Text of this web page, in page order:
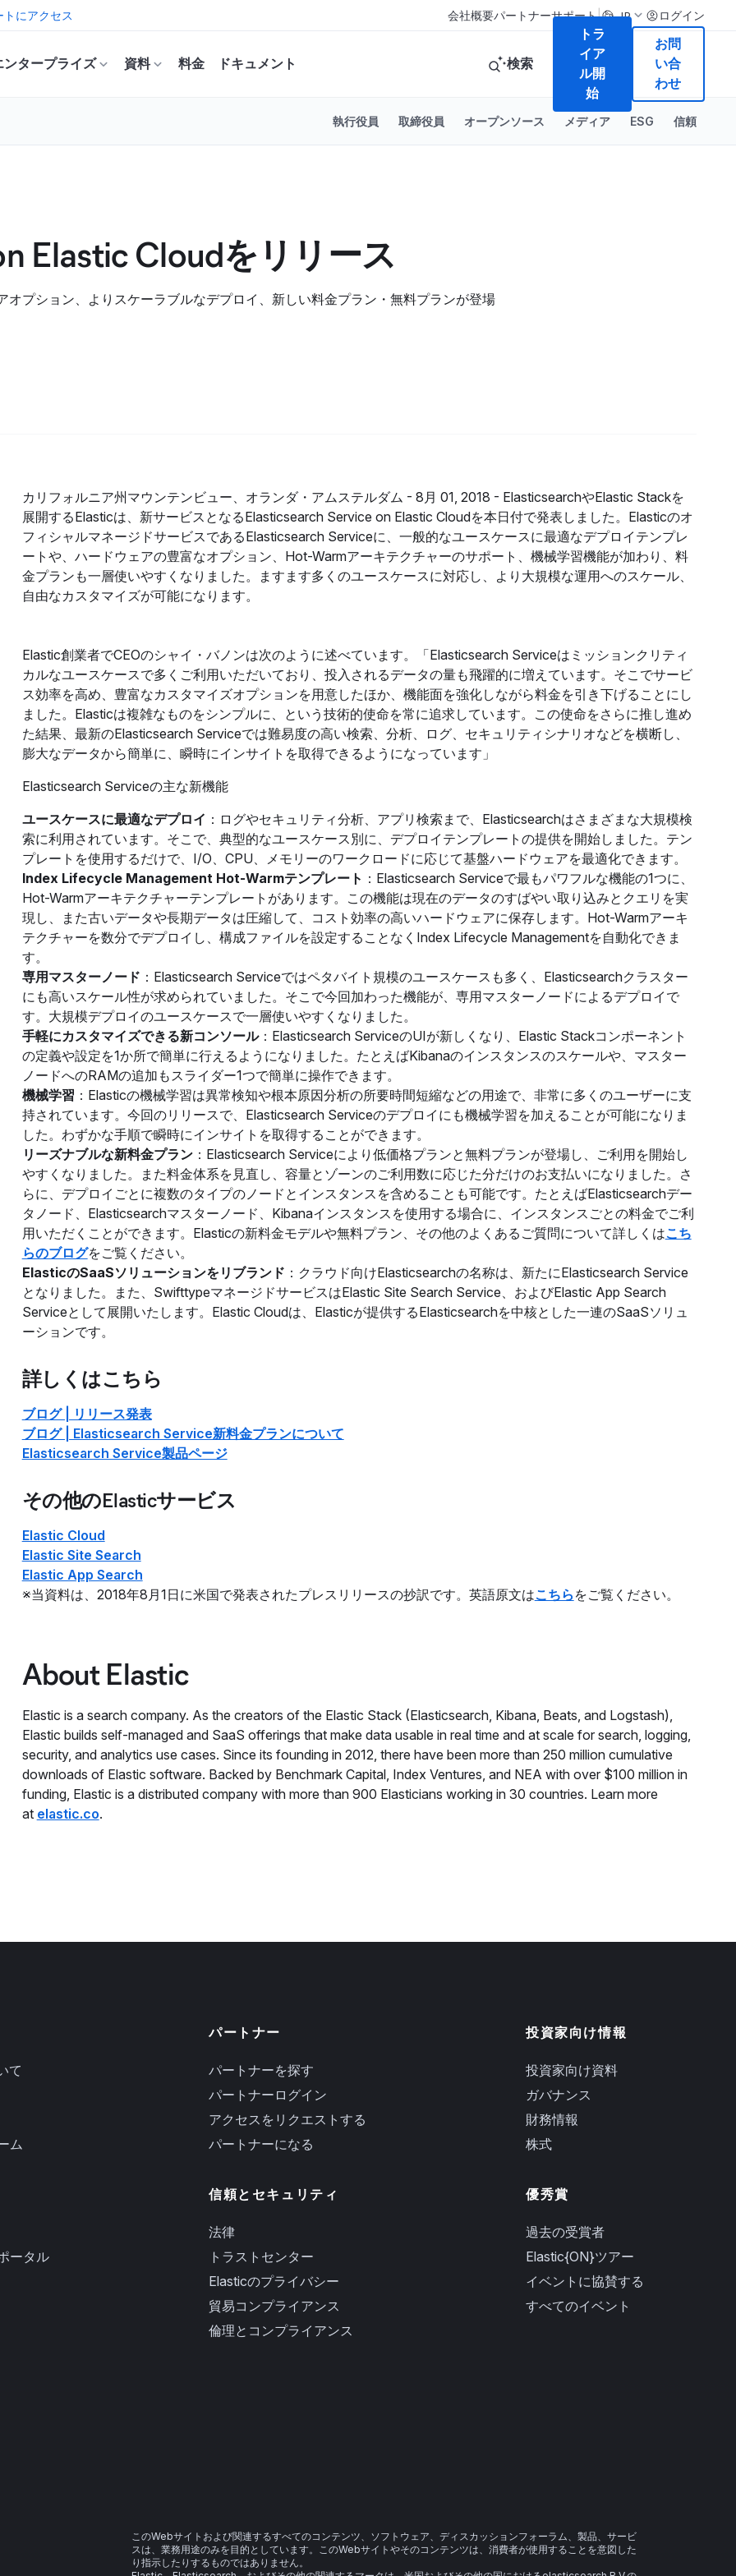
トにアクセス 会社概要パートナーサポート| JP ログイン
ンタープライズ 資料 料金 ドキュメント 検索
トラ
イア
ル開
始
お問
い合
わせ
執行役員 取締役員 オープンソース メディア ESG 信頼
Elastic Cloudをリリース
プション、よりスケーラブルなデプロイ、新しい料金プラン・無料プランが登場
カリフォルニア州マウンテンビュー、オランダ・アムステルダム - 8月 01, 2018 - ElasticsearchやElastic Stackを
展開するElasticは、新サービスとなるElasticsearch Service on Elastic Cloudを本日付で発表しました。Elasticのオ
フィシャルマネージドサービスであるElasticsearch Serviceに、一般的なユースケースに最適なデプロイテンプレ
ートや、ハードウェアの豊富なオプション、Hot-Warmアーキテクチャーのサポート、機械学習機能が加わり、料
金プランも一層使いやすくなりました。ますます多くのユースケースに対応し、より大規模な運用へのスケール、
自由なカスタマイズが可能になります。
Elastic創業者でCEOのシャイ・バノンは次のように述べています。「Elasticsearch Serviceはミッションクリティ
カルなユースケースで多くご利用いただいており、投入されるデータの量も飛躍的に増えています。そこでサービ
ス効率を高め、豊富なカスタマイズオプションを用意したほか、機能面を強化しながら料金を引き下げることにし
ました。Elasticは複雑なものをシンプルに、という技術的使命を常に追求しています。この使命をさらに推し進め
た結果、最新のElasticsearch Serviceでは難易度の高い検索、分析、ログ、セキュリティシナリオなどを横断し、
膨大なデータから簡単に、瞬時にインサイトを取得できるようになっています」
Elasticsearch Serviceの主な新機能
ユースケースに最適なデプロイ ：ログやセキュリティ分析、アプリ検索まで、Elasticsearchはさまざまな大規模検
索に利用されています。そこで、典型的なユースケース別に、デプロイテンプレートの提供を開始しました。テン
プレートを使用するだけで、I/O、CPU、メモリーのワークロードに応じて基盤ハードウェアを最適化できます。
Index Lifecycle Management Hot-Warmテンプレート ：Elasticsearch Serviceで最もパワフルな機能の1つに、
Hot-Warmアーキテクチャーテンプレートがあります。この機能は現在のデータのすばやい取り込みとクエリを実
現し、また古いデータや長期データは圧縮して、コスト効率の高いハードウェアに保存します。Hot-Warmアーキ
テクチャーを数分でデプロイし、構成ファイルを設定することなくIndex Lifecycle Managementを自動化できま
す。
専用マスターノード ：Elasticsearch Serviceではペタバイト規模のユースケースも多く、Elasticsearchクラスター
にも高いスケール性が求められていました。そこで今回加わった機能が、専用マスターノードによるデプロイで
す。大規模デプロイのユースケースで一層使いやすくなりました。
手軽にカスタマイズできる新コンソール：Elasticsearch ServiceのUIが新しくなり、Elastic Stackコンポーネント
の定義や設定を1か所で簡単に行えるようになりました。たとえばKibanaのインスタンスのスケールや、マスター
ノードへのRAMの追加もスライダー1つで簡単に操作できます。
機械学習 ：Elasticの機械学習は異常検知や根本原因分析の所要時間短縮などの用途で、非常に多くのユーザーに支
持されています。今回のリリースで、Elasticsearch Serviceのデプロイにも機械学習を加えることが可能になりま
した。わずかな手順で瞬時にインサイトを取得することができます。
リーズナブルな新料金プラン：Elasticsearch Serviceにより低価格プランと無料プランが登場し、ご利用を開始し
やすくなりました。また料金体系を見直し、容量とゾーンのご利用数に応じた分だけのお支払いになりました。さ
らに、デプロイごとに複数のタイプのノードとインスタンスを含めることも可能です。たとえばElasticsearchデー
タノード、Elasticsearchマスターノード、Kibanaインスタンスを使用する場合に、インスタンスごとの料金でご利
用いただくことができます。Elasticの新料金モデルや無料プラン、その他のよくあるご質問について詳しくはこち
らのブログをご覧ください。
ElasticのSaaSソリューションをリブランド ：クラウド向けElasticsearchの名称は、新たにElasticsearch Service
となりました。また、SwifttypeマネージドサービスはElastic Site Search Service、およびElastic App Search
Serviceとして展開いたします。Elastic Cloudは、Elasticが提供するElasticsearchを中核とした一連のSaaSソリュ
ーションです。
詳しくはこちら
ブログ | リリース発表
ブログ | Elasticsearch Service新料金プランについて
Elasticsearch Service製品ページ
その他のElasticサービス
Elastic Cloud
Elastic Site Search
Elastic App Search
※当資料は、2018年8月1日に米国で発表されたプレスリリースの抄訳です。英語原文はこちら をご覧ください。
About Elastic
Elastic is a search company. As the creators of the Elastic Stack (Elasticsearch, Kibana, Beats, and Logstash),
Elastic builds self-managed and SaaS offerings that make data usable in real time and at scale for search, logging,
security, and analytics use cases. Since its founding in 2012, there have been more than 250 million cumulative
downloads of Elastic software. Backed by Benchmark Capital, Index Ventures, and NEA with over $100 million in
funding, Elastic is a distributed company with more than 900 Elasticians working in 30 countries. Learn more
at elastic.co.
て
ム
ータル
パートナー
パートナーを探す
パートナーログイン
アクセスをリクエストする
パートナーになる
信頼とセキュリティ
法律
トラストセンター
Elasticのプライバシー
貿易コンプライアンス
倫理とコンプライアンス
投資家向け情報
投資家向け資料
ガバナンス
財務情報
株式
優秀賞
過去の受賞者
Elastic{ON}ツアー
イベントに協賛する
すべてのイベント
このWebサイトおよび関連するすべてのコンテンツ、ソフトウェア、ディスカッションフォーラム、製品、サービ
スは、業務用途のみを目的としています。このWebサイトやそのコンテンツは、消費者が使用することを意図した
り指示したりするものではありません。